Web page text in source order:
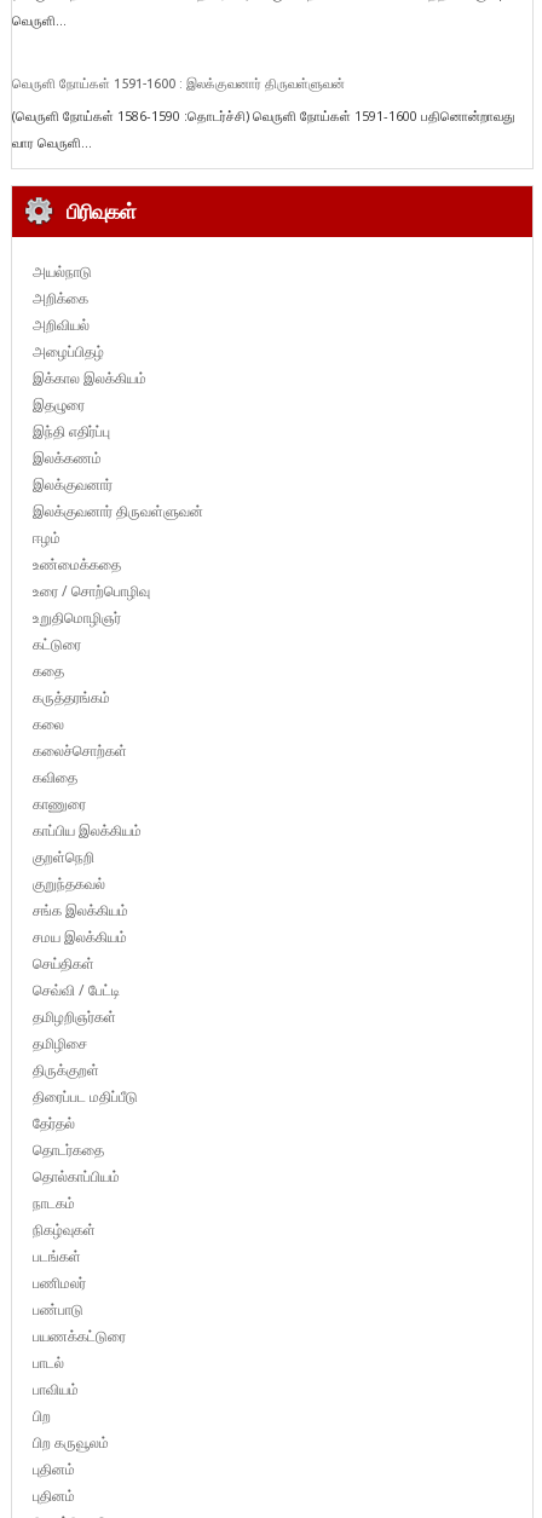
வெருளி...
வெருளி நோய்கள் 1591-1600 : இலக்குவனார் திருவள்ளுவன்
(வெருளி நோய்கள் 1586-1590 :தொடர்ச்சி) வெருளி நோய்கள் 1591-1600 பதினொன்றாவது
வார வெருளி...
பிரிவுகள்
அயல்நாடு
அறிக்கை
அறிவியல்
அழைப்பிதழ்
இக்கால இலக்கியம்
இதழுரை
இந்தி எதிர்ப்பு
இலக்கணம்
இலக்குவனார்
இலக்குவனார் திருவள்ளுவன்
ஈழம்
உண்மைக்கதை
உரை / சொற்பொழிவு
உறுதிமொழிஞர்
கட்டுரை
கதை
கருத்தரங்கம்
கலை
கலைச்சொற்கள்
கவிதை
காணுரை
காப்பிய இலக்கியம்
குறள்நெறி
குறுந்தகவல்
சங்க இலக்கியம்
சமய இலக்கியம்
செய்திகள்
செவ்வி / பேட்டி
தமிழறிஞர்கள்
தமிழிசை
திருக்குறள்
திரைப்பட மதிப்பீடு
தேர்தல்
தொடர்கதை
தொல்காப்பியம்
நாடகம்
நிகழ்வுகள்
படங்கள்
பணிமலர்
பண்பாடு
பயணக்கட்டுரை
பாடல்
பாவியம்
பிற
பிற கருவூலம்
புதினம்
புதினம்